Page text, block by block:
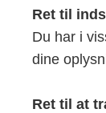
Ret til
Du har i
dine
Ret til at